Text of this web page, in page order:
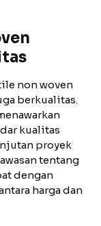
non woven
berkualitas.
kualitas
proyek
tentang
dengan
harga dan